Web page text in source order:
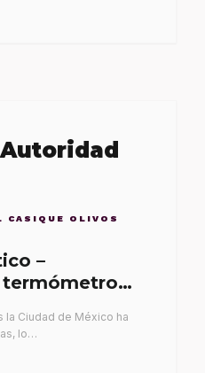
CASIQUE OLIVOS
–
termómetro
la Ciudad de México ha
lo…